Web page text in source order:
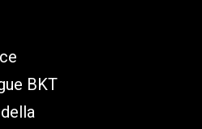
BKT